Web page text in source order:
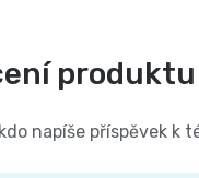
produktu
napíše příspěvek k